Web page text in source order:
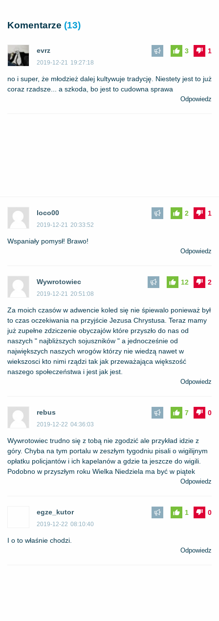
Komentarze (13)
evrz
2019-12-21 19:27:18
1
3
no i super, że młodzież dalej kultywuje tradycję. Niestety jest to już
coraz rzadsze... a szkoda, bo jest to cudowna sprawa
Odpowiedz
loco00
2019-12-21 20:33:52
1
2
Wspaniały pomysł! Brawo!
Odpowiedz
Wywrotowiec
2019-12-21 20:51:08
2
12
Za moich czasów w adwencie koled się nie śpiewalo ponieważ był
to czas oczekiwania na przyjście Jezusa Chrystusa. Teraz mamy
już zupełne zdziczenie obyczajów które przyszło do nas od
naszych " najbliższych sojuszników " a jednocześnie od
największych naszych wrogów którzy nie wiedzą nawet w
wiekszosci kto nimi rządzi tak jak przeważająca większość
naszego społeczeństwa i jest jak jest.
Odpowiedz
rebus
2019-12-22 04:36:03
0
7
Wywrotowiec trudno się z tobą nie zgodzić ale przykład idzie z
góry. Chyba na tym portalu w zeszłym tygodniu pisali o wigilijnym
opłatku policjantów i ich kapelanów a gdzie ta jeszcze do wigili.
Podobno w przyszłym roku Wielka Niedziela ma być w piątek
Odpowiedz
egze_kutor
2019-12-22 08:10:40
0
1
I o to właśnie chodzi.
Odpowiedz